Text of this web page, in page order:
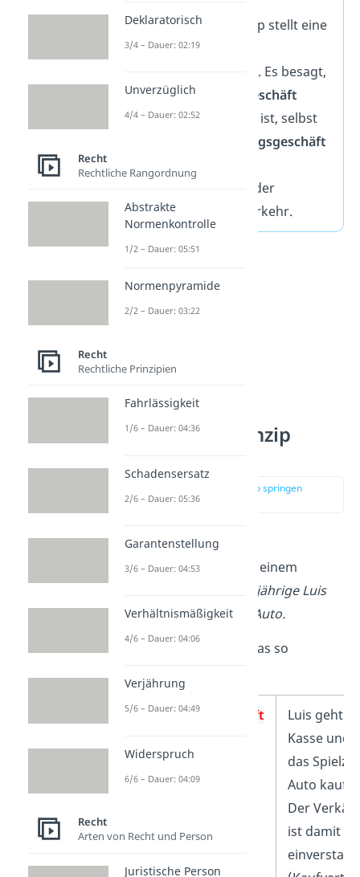
Das Abstraktionsprinzip stellt eine
Erweiterung des
Trennungsprinzips dar. Es besagt,
dass einVerfügungsgeschäft
grundsätzlich wirksam ist, selbst
Verpflichtungsgeschäft
unwirksam ist und
umgekehrt. Das dient der
Sicherheit im Rechtsverkehr.
Abstraktionsprinzip
zur Stelle im Video springen
(01:14)
Schau dir dieFolgen des
Abstraktionsprinzips
an einem
Der 6-jährige Luis
kauft sich ein Spielzeug-Auto.
Rechtlich kannst du dir das so
Verpflichtungsgeschäft
Luis geht
Kasse und
das
Auto
Der
ist damit
Deklaratorisch
3/4 – Dauer: 02:19
Unverzüglich
4/4 – Dauer: 02:52
Recht
Rechtliche Rangordnung
Abstrakte
Normenkontrolle
1/2 – Dauer: 05:51
Normenpyramide
2/2 – Dauer: 03:22
Recht
Rechtliche Prinzipien
Fahrlässigkeit
1/6 – Dauer: 04:36
Schadensersatz
2/6 – Dauer: 05:36
Garantenstellung
3/6 – Dauer: 04:53
Verhältnismäßigkeit
4/6 – Dauer: 04:06
Verjährung
5/6 – Dauer: 04:49
Widerspruch
6/6 – Dauer: 04:09
Recht
Arten von Recht und Person
Juristische Person